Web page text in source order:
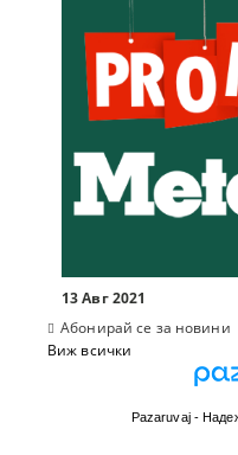
13 Авг 2021
Абонирай се за новини
Виж всички
Pazaruvaj -